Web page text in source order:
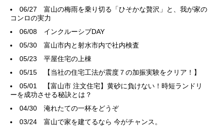
06/27富山の梅雨を乗り切る「ひそかな贅沢」と、我が家の
コンロの実力
06/08 インクルーシブDAY
05/30富山市内と射水市内で社内検査
05/23平屋住宅の上棟
05/15
【当社の住宅工法が震度７の加振実験をクリア！】
05/01
【富山市 注文住宅】黄砂に負けない！時短ランドリ
ーを成功させる秘訣とは？
04/30淹れたての一杯をどうぞ
03/24富山で家を建てるなら 今がチャンス。